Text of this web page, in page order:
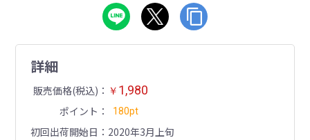
詳細
販売価格(税込) ￥ 1,980
ポイント 180pt
初回出荷開始日
2020年3月上旬